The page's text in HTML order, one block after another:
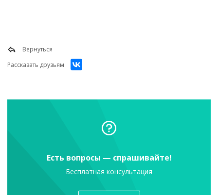
Вернуться
Рассказать друзьям
Есть вопросы — спрашивайте!
Бесплатная консультация